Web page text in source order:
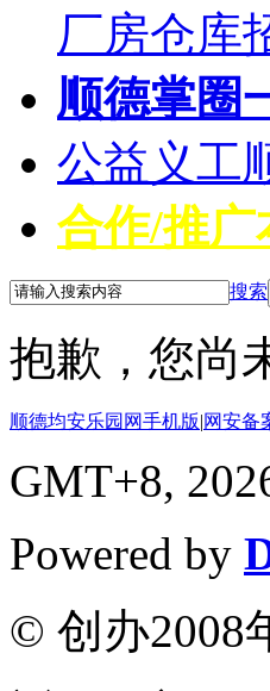
厂房仓库
顺德掌圈
公益义工
合作/推广
搜索
抱歉，您尚
顺德均安乐园网手机版|网安备
GMT+8,
Powered by
© 创办2008